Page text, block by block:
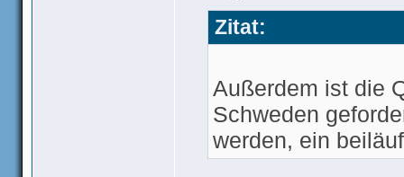
Zitat:
Außerdem ist die
Schweden
werden, ein